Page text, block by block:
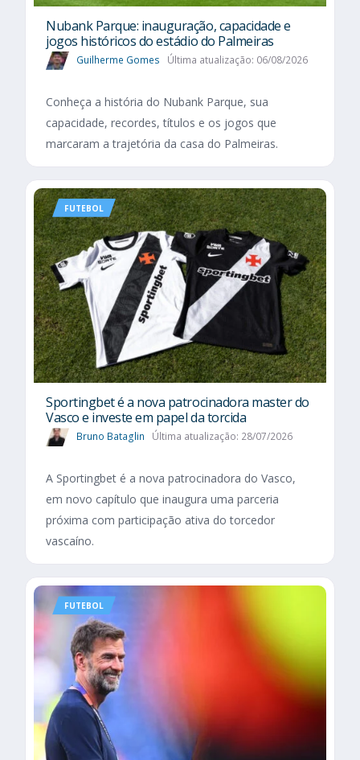
Nubank Parque: inauguração, capacidade e
jogos históricos do estádio do Palmeiras
Guilherme Gomes Última atualização: 06/08/2026
Conheça a história do Nubank Parque, sua
capacidade, recordes, títulos e os jogos que
marcaram a trajetória da casa do Palmeiras.
FUTEBOL
Sportingbet é a nova patrocinadora master do
Vasco e investe em papel da torcida
Bruno Bataglin Última atualização: 28/07/2026
A Sportingbet é a nova patrocinadora do Vasco,
em novo capítulo que inaugura uma parceria
próxima com participação ativa do torcedor
vascaíno.
FUTEBOL